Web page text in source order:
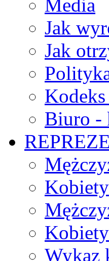
Media
Jak
Jak
Biuro -
Kobiety
Wykaz